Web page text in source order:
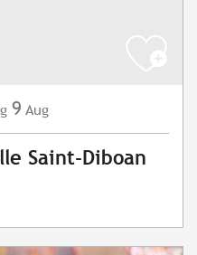
9 Aug
Saint-Diboan